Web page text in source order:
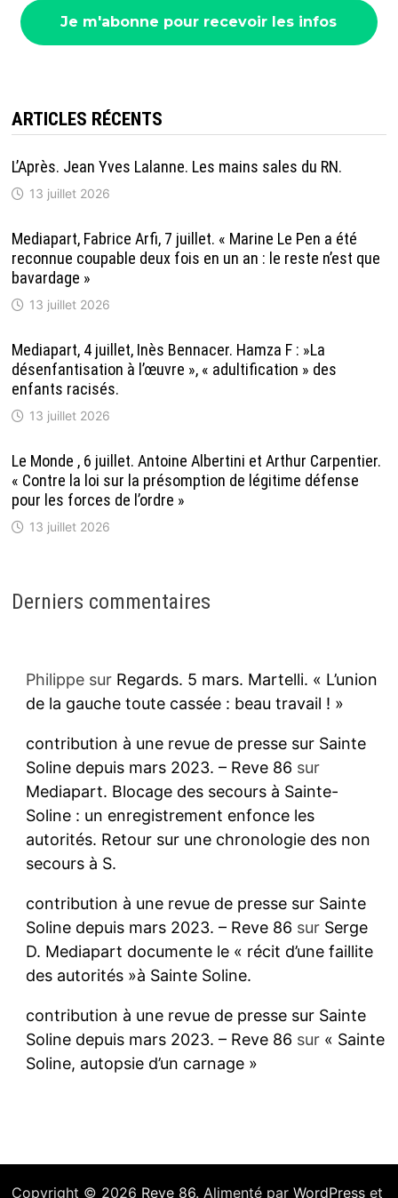
ARTICLES RÉCENTS
L’Après. Jean Yves Lalanne. Les mains sales du RN.
13 juillet 2026
Mediapart, Fabrice Arfi, 7 juillet. « Marine Le Pen a été
reconnue coupable deux fois en un an : le reste n’est que
bavardage »
13 juillet 2026
Mediapart, 4 juillet, Inès Bennacer. Hamza F : »La
désenfantisation à l’œuvre », « adultification » des
enfants racisés.
13 juillet 2026
Le Monde , 6 juillet. Antoine Albertini et Arthur Carpentier.
« Contre la loi sur la présomption de légitime défense
pour les forces de l’ordre »
13 juillet 2026
Derniers commentaires
Philippesur Regards. 5 mars. Martelli. « L’union
de la gauche toute cassée : beau travail ! »
contribution à une revue de presse sur Sainte
Soline depuis mars 2023. – Reve 86 sur
Mediapart. Blocage des secours à Sainte-
Soline : un enregistrement enfonce les
autorités. Retour sur une chronologie des non
secours à S.
contribution à une revue de presse sur Sainte
Soline depuis mars 2023. – Reve 86 sur Serge
D. Mediapart documente le « récit d’une faillite
des autorités »à Sainte Soline.
contribution à une revue de presse sur Sainte
Soline depuis mars 2023. – Reve 86 sur « Sainte
Soline, autopsie d’un carnage »
Copyright © 2026 Reve 86. Alimenté par WordPresset